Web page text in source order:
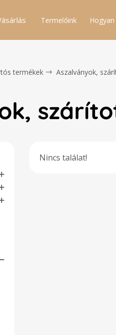
Termelőink
termékek Aszalványok,
Nincs találat!